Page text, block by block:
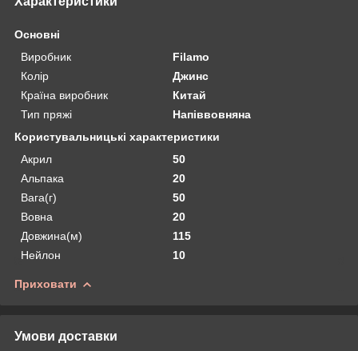
Основні
Виробник
Filamo
Колір
Джинс
Країна виробник
Китай
Тип пряжі
Напіввовняна
Користувальницькі характеристики
Акрил
50
Альпака
20
Вага(г)
50
Вовна
20
Довжина(м)
115
Нейлон
10
Приховати
Умови доставки